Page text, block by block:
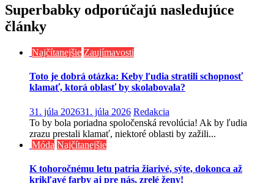
Superbabky odporúčajú nasledujúce
články
Najčítanejšie Zaujímavosti
Toto je dobrá otázka: Keby ľudia stratili schopnosť
klamať, ktorá oblasť by skolabovala?
31. júla 202631. júla 2026 Redakcia
To by bola poriadna spoločenská revolúcia! Ak by ľudia
zrazu prestali klamať, niektoré oblasti by zažili...
Móda Najčítanejšie
K tohoročnému letu patria žiarivé, sýte, dokonca až
krikľavé farby aj pre nás, zrelé ženy!